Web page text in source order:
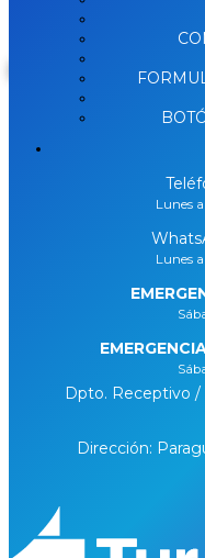
DISPONIBLE
Lunes a
Lunes a
Dpto. Receptivo
Dirección: